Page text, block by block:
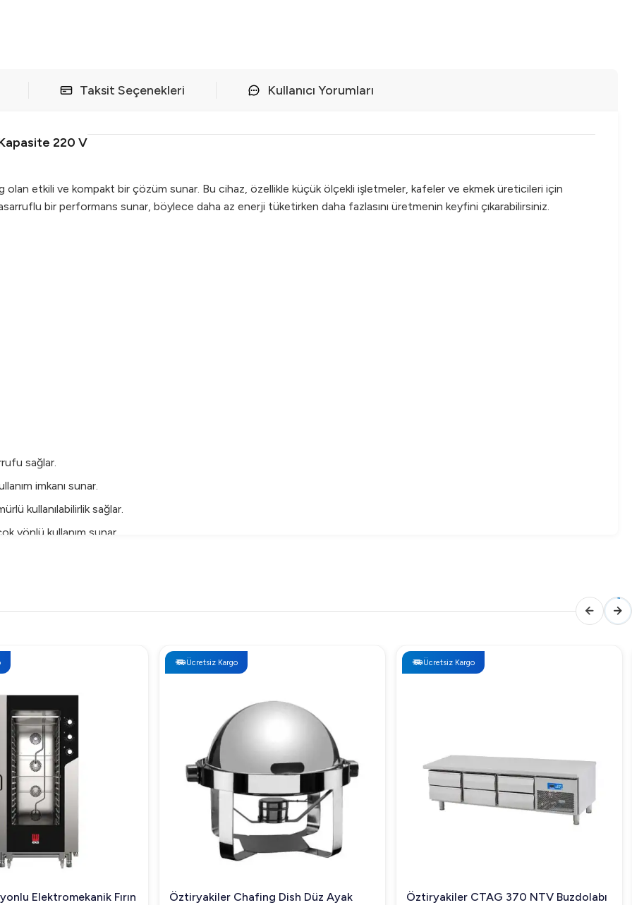
Taksit Seçenekleri Kullanıcı Yorumları
220 V
olan etkili ve kompakt bir çözüm sunar. Bu cihaz, özellikle küçük ölçekli işletmeler, kafeler ve ekmek üreticileri için
bir performans sunar, böylece daha az enerji tüketirken daha fazlasını üretmenin keyfini çıkarabilirsiniz.
sağlar.
imkanı sunar.
kullanılabilirlik sağlar.
yönlü kullanım sunar.
kompakt yapısı ile fonksiyonel bir yapıya sahiptir. Hamurun homojen bir yapı kazanması için özenle tasarlanmış
olanak tanır.
restoranlar, pastaneler ve ekmek üreticileri için idealdir.
var mı?
için yeterlidir.
uygundur.
parçaların bakımını yaparak makinenin ömrünü uzatabilirsiniz.
arada sunarak mutfağınızın vazgeçilmez ekipmanlarından biri haline gelecektir.
Elektromekanik Fırın
Ücretsiz Kargo
Öztiryakiler Chafing Dish Düz Ayak
Ücretsiz Kargo
Öztiryakiler CTAG 370 NTV Buzdolabı